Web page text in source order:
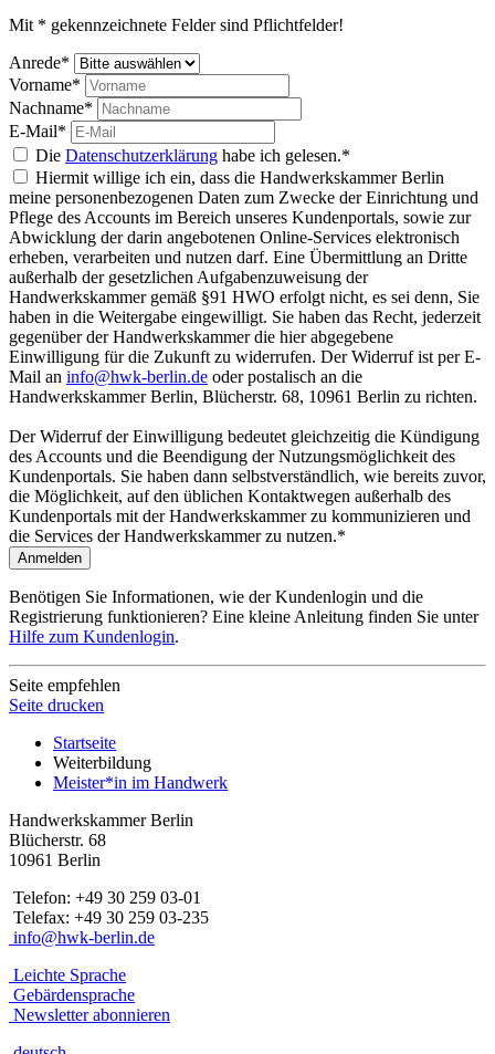
Mit * gekennzeichnete Felder sind Pflichtfelder!
Anrede*
Vorname*
Nachname*
E-Mail*
Die Datenschutzerklärung habe ich gelesen.*
Hiermit willige ich ein, dass die Handwerkskammer Berlin
meine personenbezogenen Daten zum Zwecke der Einrichtung und
Pflege des Accounts im Bereich unseres Kundenportals, sowie zur
Abwicklung der darin angebotenen Online-Services elektronisch
erheben, verarbeiten und nutzen darf. Eine Übermittlung an Dritte
außerhalb der gesetzlichen Aufgabenzuweisung der
Handwerkskammer gemäß §91 HWO erfolgt nicht, es sei denn, Sie
haben in die Weitergabe eingewilligt. Sie haben das Recht, jederzeit
gegenüber der Handwerkskammer die hier abgegebene
Einwilligung für die Zukunft zu widerrufen. Der Widerruf ist per E-
Mail an info@hwk-berlin.de oder postalisch an die
Handwerkskammer Berlin, Blücherstr. 68, 10961 Berlin zu richten.
Der Widerruf der Einwilligung bedeutet gleichzeitig die Kündigung
des Accounts und die Beendigung der Nutzungsmöglichkeit des
Kundenportals. Sie haben dann selbstverständlich, wie bereits zuvor,
die Möglichkeit, auf den üblichen Kontaktwegen außerhalb des
Kundenportals mit der Handwerkskammer zu kommunizieren und
die Services der Handwerkskammer zu nutzen.*
Anmelden
Benötigen Sie Informationen, wie der Kundenlogin und die
Registrierung funktionieren? Eine kleine Anleitung finden Sie unter
Hilfe zum Kundenlogin.
Seite empfehlen
Seite drucken
Startseite
Weiterbildung
Meister*in im Handwerk
Handwerkskammer Berlin
Blücherstr. 68
10961 Berlin
Telefon: +49 30 259 03-01
Telefax: +49 30 259 03-235
info@hwk-berlin.de
Leichte Sprache
Gebärdensprache
Newsletter abonnieren